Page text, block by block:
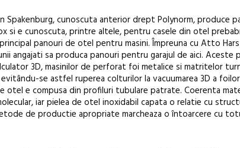
Spakenburg, cunoscuta anterior drept Polynorm, produce
si e cunoscuta, printre altele, pentru casele din otel
panouri de otel pentru masini. Împreuna cu Atto
angajati sa produca panouri pentru garajul de aici.
3D, masinilor de perforat foi metalice si matritelor
se astfel ruperea colturilor la vacuumarea 3D a
e compusa din profiluri tubulare patrate. Coerenta
iar pielea de otel inoxidabil capata o relatie cu
de productie apropriate marcheaza o întoarcere cu